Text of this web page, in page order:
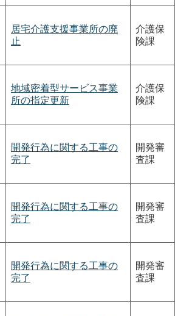
居宅介護支援事業所の廃
止
介護保
険課
地域密着型サービス事業
所の指定更新
介護保
険課
開発行為に関する工事の
完了
開発審
査課
開発行為に関する工事の
完了
開発審
査課
開発行為に関する工事の
完了
開発審
査課